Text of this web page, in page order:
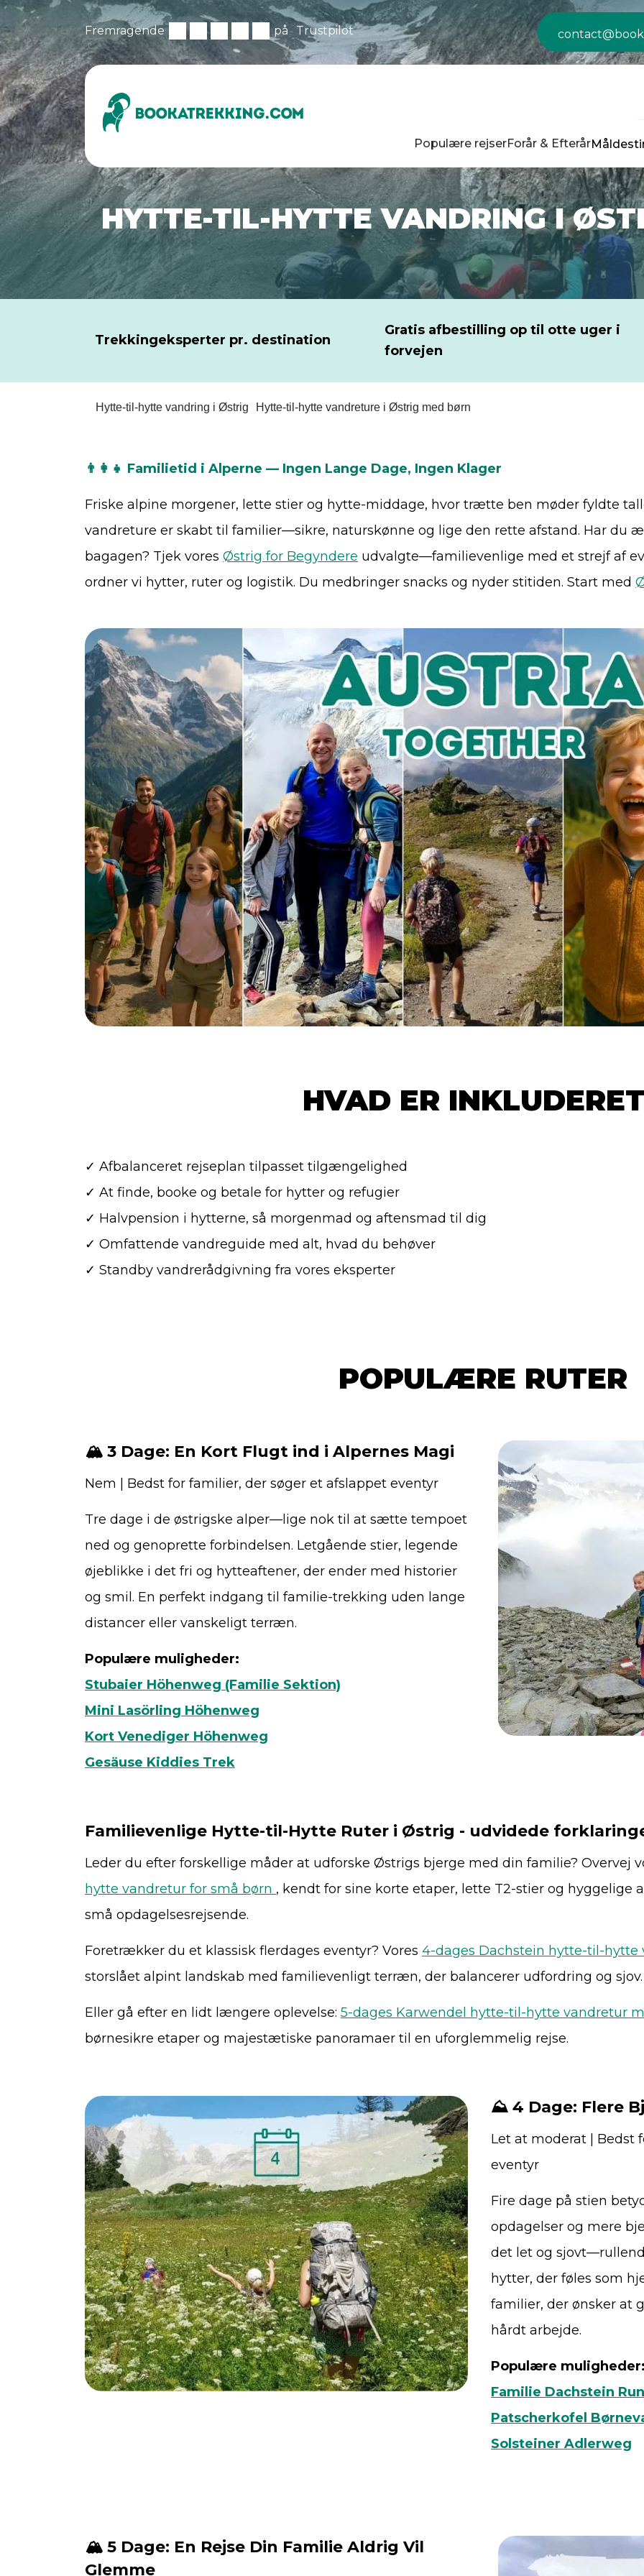
Fremragende på Trustpilot
Populære rejserForår & Efterår
HYTTE-TIL-HYTTE VANDRING I
Trekkingeksperter pr. destination
Gratis afbestilling op til otte uger i
forvejen
Hytte-til-hytte vandring i Østrig Hytte-til-hytte vandreture i Østrig med børn
👨‍👩‍👧 Familietid i Alperne — Ingen Lange Dage, Ingen Klager
Friske alpine morgener, lette stier og hytte-middage, hvor trætte ben møder fyldte
vandreture er skabt til familier—sikre, naturskønne og lige den rette afstand. Har du
bagagen? Tjek vores Østrig for Begyndere udvalgte—familievenlige med et strejf af
ordner vi hytter, ruter og logistik. Du medbringer snacks og nyder stitiden. Start med
HVAD ER
✓ Afbalanceret rejseplan tilpasset tilgængelighed
✓ At finde, booke og betale for hytter og refugier
✓ Halvpension i hytterne, så morgenmad og aftensmad til dig
✓ Omfattende vandreguide med alt, hvad du behøver
✓ Standby vandrerådgivning fra vores eksperter
POPULÆRE RUTER
🏔️ 3 Dage: En Kort Flugt ind i Alpernes Magi
Nem | Bedst for familier, der søger et afslappet eventyr
Tre dage i de østrigske alper—lige nok til at sætte tempoet
ned og genoprette forbindelsen. Letgående stier, legende
øjeblikke i det fri og hytteaftener, der ender med historier
og smil. En perfekt indgang til familie-trekking uden lange
distancer eller vanskeligt terræn.
Populære muligheder:
Stubaier Höhenweg (Familie Sektion)
Mini Lasörling Höhenweg
Kort Venediger Höhenweg
Gesäuse Kiddies Trek
Familievenlige Hytte-til-Hytte Ruter i Østrig - udvidede
Leder du efter forskellige måder at udforske Østrigs bjerge med din familie? Overvej
hytte vandretur for små børn , kendt for sine korte etaper, lette T2-stier og
små opdagelsesrejsende.
Foretrækker du et klassisk flerdages eventyr? Vores 4-dages Dachstein hytte-til-
storslået alpint landskab med familievenligt terræn, der balancerer udfordring og sjov.
Eller gå efter en lidt længere oplevelse: 5-dages Karwendel hytte-til-hytte vandretur
børnesikre etaper og majestætiske panoramaer til en uforglemmelig rejse.
⛰️ 4 Dage: Flere
Let at moderat | Bedst
eventyr
Fire dage på stien
opdagelser og mere
det let og
hytter, der føles som
familier, der ønsker at
hårdt arbejde.
Populære
Familie Dachstein
Patscherkofel
Solsteiner Adlerweg
🏔️ 5 Dage: En Rejse Din Familie Aldrig Vil
Glemme